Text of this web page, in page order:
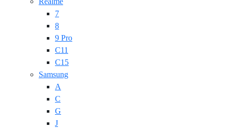
7
8
9 Pro
C11
C15
Samsung
A
C
G
J